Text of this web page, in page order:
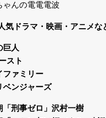
ゃんの電電電波
気ドラマ・映画・アニメな
巨人
スト
ファミリー
ベンジャーズ
「刑事ゼロ」沢村一樹